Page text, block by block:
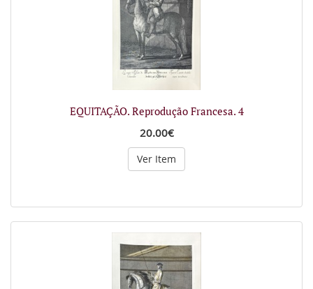
EQUITAÇÃO. Reprodução Francesa. 4
20.00€
Ver Item